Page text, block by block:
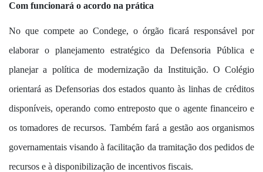
Com funcionará o acordo na prática
No que compete ao Condege, o órgão ficará responsável por
elaborar o planejamento estratégico da Defensoria Pública e
planejar a política de modernização da Instituição. O Colégio
orientará as Defensorias dos estados quanto às linhas de créditos
disponíveis, operando como entreposto que o agente financeiro e
os tomadores de recursos. Também fará a gestão aos organismos
governamentais visando à facilitação da tramitação dos pedidos de
recursos e à disponibilização de incentivos fiscais.